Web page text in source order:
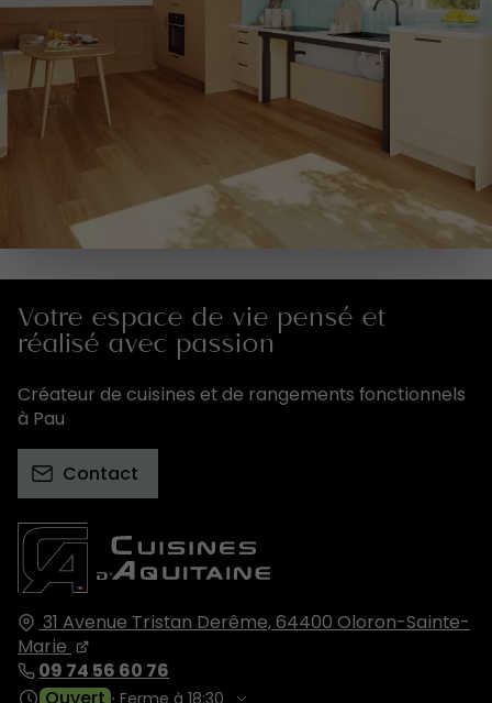
31 Avenue Tristan Derême,64400 Oloron-Sainte-
Marie
09 74 56 60 76
Ouvert ⋅ Ferme à 18:30
Votre espace de vie pensé et
réalisé avec passion
Créateur de cuisines et de rangements fonctionnels
à Pau
Contact